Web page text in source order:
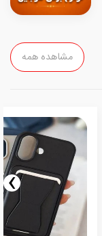
مشاهده همه
›